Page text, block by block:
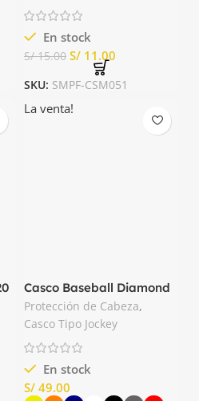
En stock
S/15.00 S/ 11.00
SKU: SMPF-CSM051
La venta!
Casco Baseball Diamond
V Delta plus
Protección de Cabeza,
Casco Tipo Jockey
En stock
S/